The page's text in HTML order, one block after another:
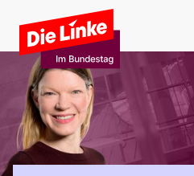
Zum Hauptinhalt springen